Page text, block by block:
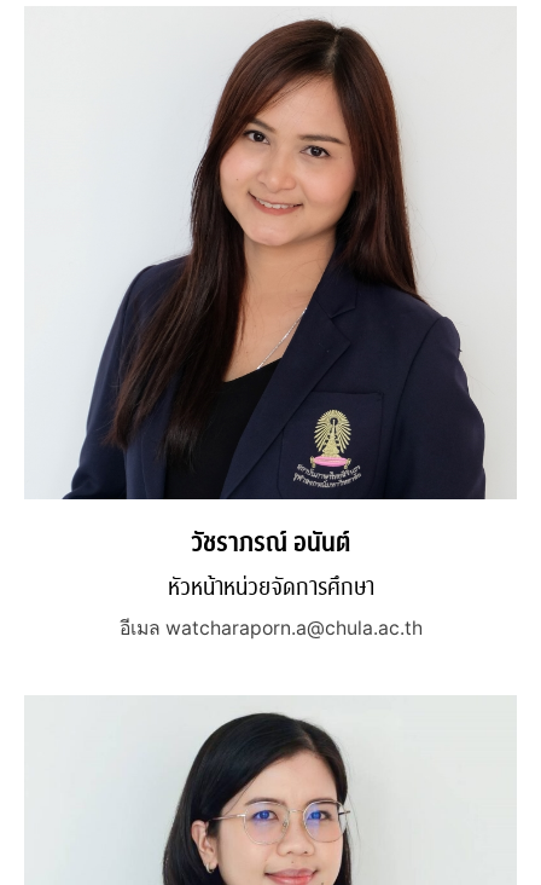
วัชราภรณ์ อนันต์
หัวหน้าหน่วยจัดการศึกษา
อีเมล watcharaporn.a@chula.ac.th